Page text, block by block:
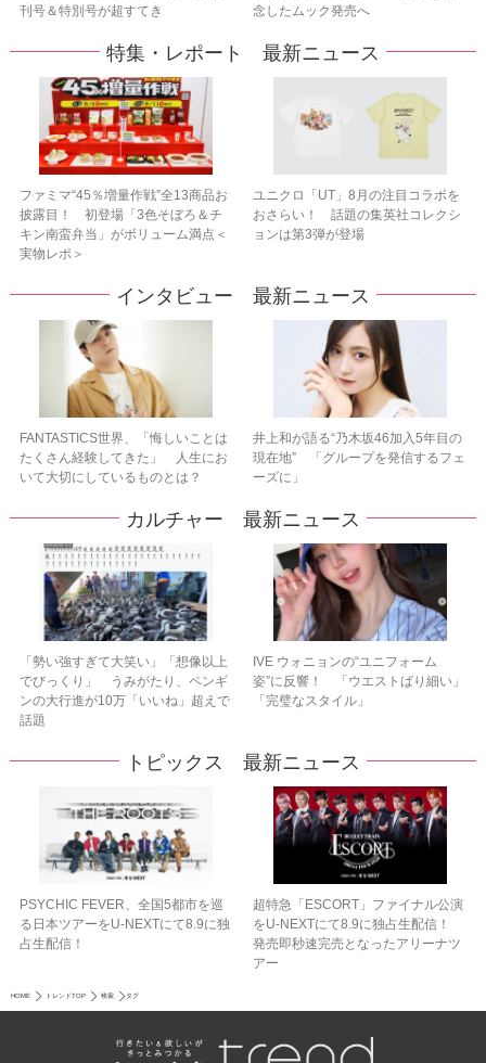
刊号＆特別号が超すてき
念したムック発売へ
特集・レポート 最新ニュース
ファミマ“45％増量作戦”全13商品お
披露目！ 初登場「3色そぼろ＆チ
キン南蛮弁当」がボリューム満点＜
実物レポ＞
ユニクロ「UT」8月の注目コラボを
おさらい！ 話題の集英社コレクシ
ョンは第3弾が登場
インタビュー 最新ニュース
FANTASTICS世界、「悔しいことは
たくさん経験してきた」 人生にお
いて大切にしているものとは？
井上和が語る“乃木坂46加入5年目の
現在地” 「グループを発信するフェ
ーズに」
カルチャー 最新ニュース
「勢い強すぎて大笑い」「想像以上
でびっくり」 うみがたり、ペンギ
ンの大行進が10万「いいね」超えで
話題
IVE ウォニョンの“ユニフォーム
姿”に反響！ 「ウエストばり細い」
「完璧なスタイル」
トピックス 最新ニュース
PSYCHIC FEVER、全国5都市を巡
る日本ツアーをU‐NEXTにて8.9に独
占生配信！
超特急「ESCORT」ファイナル公演
をU-NEXTにて8.9に独占生配信！
発売即秒速完売となったアリーナツ
アー
HOME トレンドTOP 検索 タグ